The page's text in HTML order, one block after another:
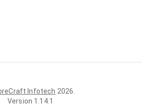
Infotech 2026
Version 1.14.1